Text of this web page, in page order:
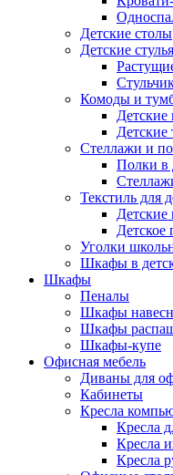
Детские столы
Детские стулья
Комоды и
Детские
Детские
Стеллажи и
Полки в
Текстиль для
Детское
Уголки
Шкафы в
Шкафы
Пеналы
Шкафы
Шкафы
Шкафы-купе
Офисная мебель
Диваны для
Кабинеты
Кресла
Кресла
Кресла
Кресла